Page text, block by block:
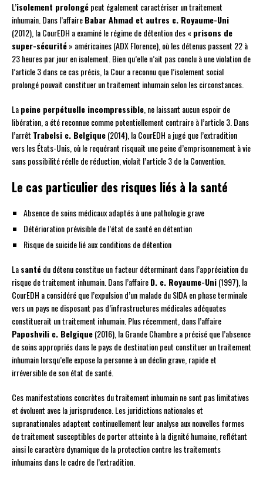
L’isolement prolongépeut également caractériser un traitement
inhumain. Dans l’affaireBabar Ahmad et autres c. Royaume-Uni
(2012), la CourEDH a examiné le régime de détention des « prisons de
super-sécurité» américaines (ADX Florence), où les détenus passent 22 à
23 heures par jour en isolement. Bien qu’elle n’ait pas conclu à une violation de
l’article 3 dans ce cas précis, la Cour a reconnu que l’isolement social
prolongé pouvait constituer un traitement inhumain selon les circonstances.
Lapeine perpétuelle incompressible, ne laissant aucun espoir de
libération, a été reconnue comme potentiellement contraire à l’article 3. Dans
l’arrêt Trabelsi c. Belgique(2014), la CourEDH a jugé que l’extradition
vers les États-Unis, où le requérant risquait une peine d’emprisonnement à vie
sans possibilité réelle de réduction, violait l’article 3 de la Convention.
Le cas particulier des risques liés à la santé
Absence de soins médicaux adaptés à une pathologie grave
Détérioration prévisible de l’état de santé en détention
Risque de suicide lié aux conditions de détention
Lasantédu détenu constitue un facteur déterminant dans l’appréciation du
risque de traitement inhumain. Dans l’affaireD. c. Royaume-Uni(1997), la
CourEDH a considéré que l’expulsion d’un malade du SIDA en phase terminale
vers un pays ne disposant pas d’infrastructures médicales adéquates
constituerait un traitement inhumain. Plus récemment, dans l’affaire
Paposhvili c. Belgique(2016), la Grande Chambre a précisé que l’absence
de soins appropriés dans le pays de destination peut constituer un traitement
inhumain lorsqu’elle expose la personne à un déclin grave, rapide et
irréversible de son état de santé.
Ces manifestations concrètes du traitement inhumain ne sont pas limitatives
et évoluent avec la jurisprudence. Les juridictions nationales et
supranationales adaptent continuellement leur analyse aux nouvelles formes
de traitement susceptibles de porter atteinte à la dignité humaine, reflétant
ainsi le caractère dynamique de la protection contre les traitements
inhumains dans le cadre de l’extradition.